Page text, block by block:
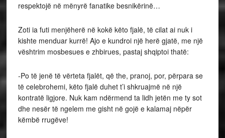
respektojë në mënyrë fanatike besnikërinë…
Zoti ia futi menjëherë në kokë këto fjalë, të cilat ai nuk i
kishte menduar kurrë! Ajo e kundroi një herë gjatë, me një
vështrim mosbesues e zhbirues, pastaj shqiptoi thatë:
-Po të jenë të vërteta fjalët, që the, pranoj, por, përpara se
të celebrohemi, këto fjalë duhet t’i shkruajmë në një
kontratë ligjore. Nuk kam ndërmend ta lidh jetën me ty sot
dhe nesër të ngelem me gisht në gojë e kalamaj nëpër
këmbë rrugëve!